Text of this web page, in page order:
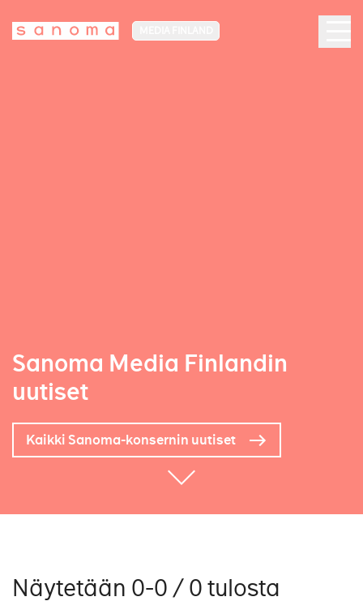
Sanoma Media Finlandin
uutiset
Kaikki Sanoma-konsernin uutiset
Näytetään 0-0 / 0 tulosta